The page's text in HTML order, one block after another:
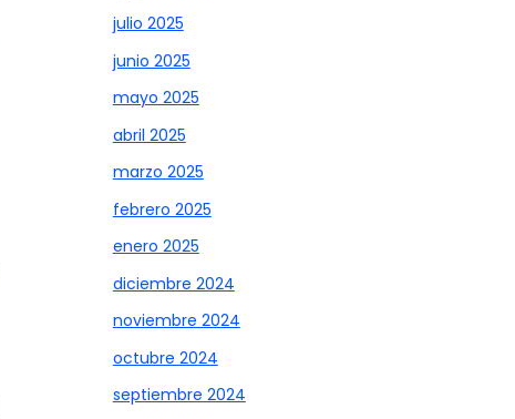
julio 2025
junio 2025
mayo 2025
abril 2025
marzo 2025
febrero 2025
enero 2025
diciembre 2024
noviembre 2024
octubre 2024
septiembre 2024